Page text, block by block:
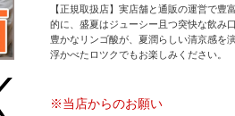
【正規取扱店】実店舗と通販の運営で
的に、盛夏はジューシー且つ突快な飲み
豊かなリンゴ酸が、夏潤らしい清京感を
浮かべたロツクでもお楽しみください。
※当店からのお願い